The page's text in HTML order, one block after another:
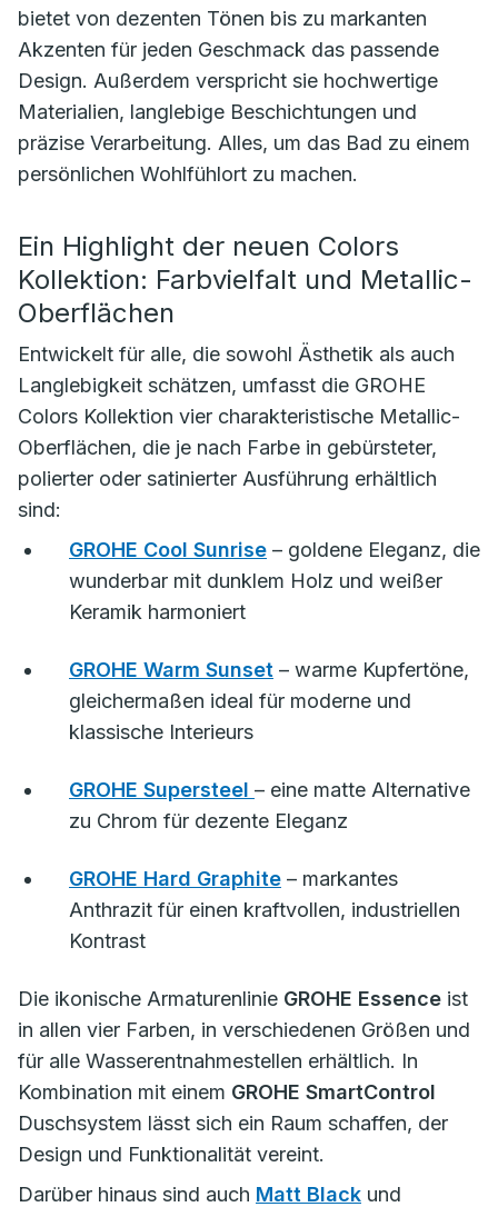
bietet von dezenten Tönen bis zu markanten
Akzenten für jeden Geschmack das passende
Design. Außerdem verspricht sie hochwertige
Materialien, langlebige Beschichtungen und
präzise Verarbeitung. Alles, um das Bad zu einem
persönlichen Wohlfühlort zu machen.
Ein Highlight der neuen Colors
Kollektion: Farbvielfalt und Metallic-
Oberflächen
Entwickelt für alle, die sowohl Ästhetik als auch
Langlebigkeit schätzen, umfasst die GROHE
Colors Kollektion vier charakteristische Metallic-
Oberflächen, die je nach Farbe in gebürsteter,
polierter oder satinierter Ausführung erhältlich
sind:
GROHE Cool Sunrise – goldene Eleganz, die
wunderbar mit dunklem Holz und weißer
Keramik harmoniert
GROHE Warm Sunset – warme Kupfertöne,
gleichermaßen ideal für moderne und
klassische Interieurs
GROHE Supersteel – eine matte Alternative
zu Chrom für dezente Eleganz
GROHE Hard Graphite – markantes
Anthrazit für einen kraftvollen, industriellen
Kontrast
Die ikonische Armaturenlinie GROHE Essence ist
in allen vier Farben, in verschiedenen Größen und
für alle Wasserentnahmestellen erhältlich. In
Kombination mit einem GROHE SmartControl
Duschsystem lässt sich ein Raum schaffen, der
Design und Funktionalität vereint.
Darüber hinaus sind auch Matt Black und